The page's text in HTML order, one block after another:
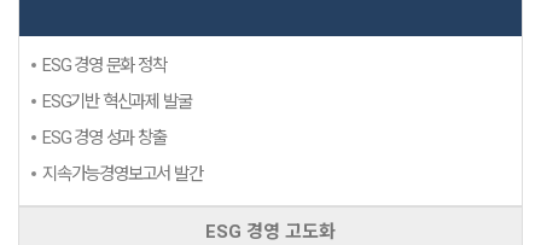
ESG 경영 문화 정착
ESG기반 혁신과제 발굴
ESG 경영 성과 창출
지속가능경영보고서 발간
ESG 경영 고도화